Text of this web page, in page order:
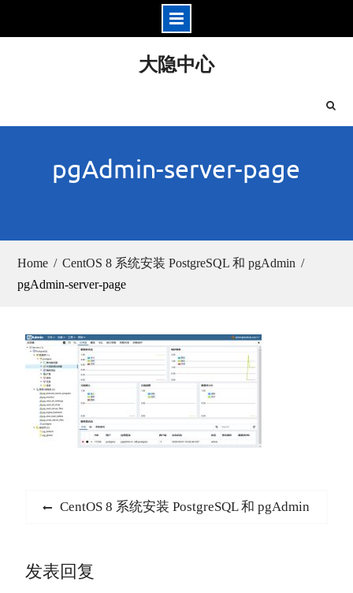
大隐中心
pgAdmin-server-page
Home
CentOS 8 系统安装 PostgreSQL 和 pgAdmin
pgAdmin-server-page
文
航
Previous
CentOS 8 系统安装 PostgreSQL 和 pgAdmin
发表回复